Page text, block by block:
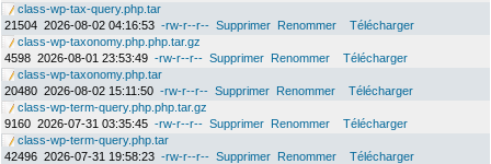
class-wp-tax-query.php.tar
21504 2026-08-02 04:16:53 -rw-r--r-- Supprimer Renommer
Télécharger
class-wp-taxonomy.php.php.tar.gz
4598 2026-08-01 23:53:49 -rw-r--r-- Supprimer Renommer
Télécharger
class-wp-taxonomy.php.tar
20480 2026-08-02 15:11:50 -rw-r--r-- Supprimer Renommer
Télécharger
class-wp-term-query.php.php.tar.gz
9160 2026-07-31 03:35:45 -rw-r--r-- Supprimer Renommer
Télécharger
class-wp-term-query.php.tar
42496 2026-07-31 19:58:23 -rw-r--r-- Supprimer Renommer
Télécharger